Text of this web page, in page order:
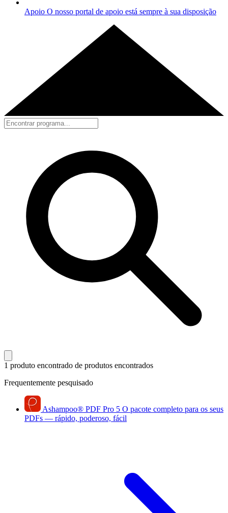
Apoio O nosso portal de apoio está sempre à sua disposição
1 produto encontrado de produtos encontrados
Frequentemente pesquisado
Ashampoo® PDF Pro 5 O pacote completo para os seus
PDFs — rápido, poderoso, fácil